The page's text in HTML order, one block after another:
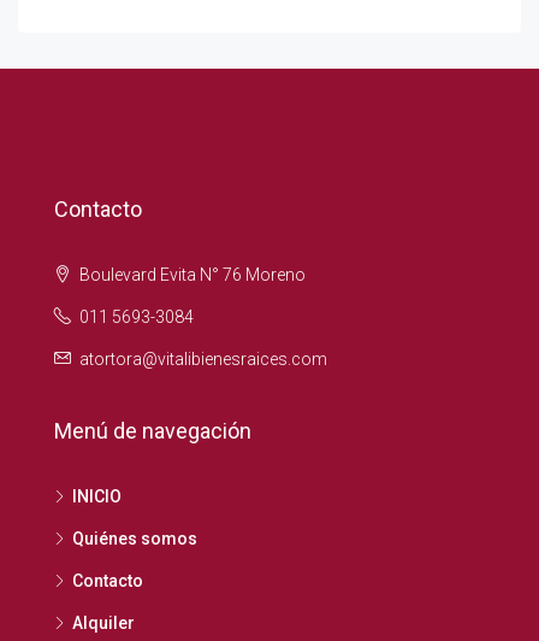
Contacto
Boulevard Evita N° 76 Moreno
011 5693-3084
atortora@vitalibienesraices.com
Menú de navegación
INICIO
Quiénes somos
Contacto
Alquiler